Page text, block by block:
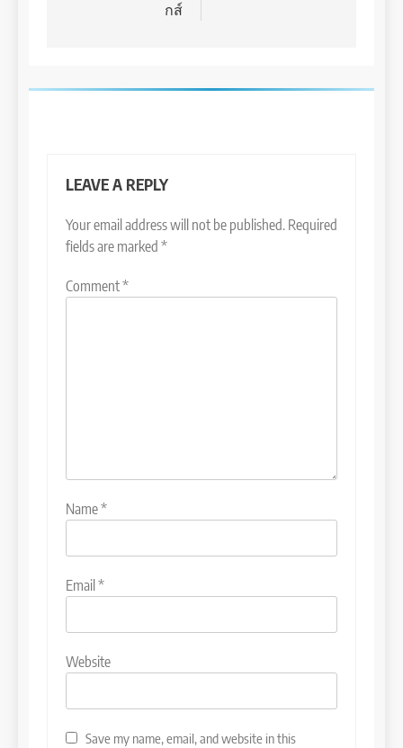
กส์
LEAVE A REPLY
Your email address will not be published. Required
fields are marked *
Comment*
Name*
Email *
Website
Save my name, email, and website in this